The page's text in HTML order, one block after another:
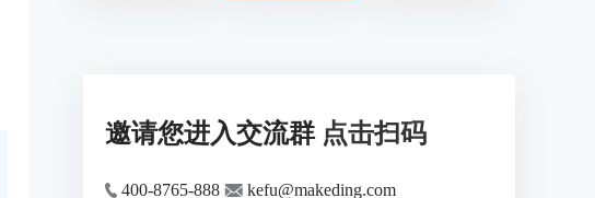
邀请您进入交流群 点击扫码
400-8765-888 kefu@makeding.com